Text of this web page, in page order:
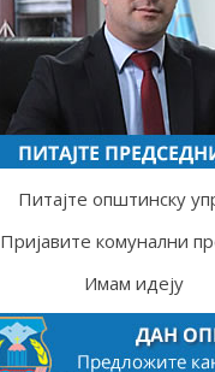
Питајте општинску
Пријавите комунални
Имам идеју